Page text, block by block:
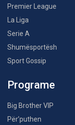
Premier League
La Liga
Serie A
Shumësportësh
Sport Gossip
Programe
Big Brother VIP
Për’puthen